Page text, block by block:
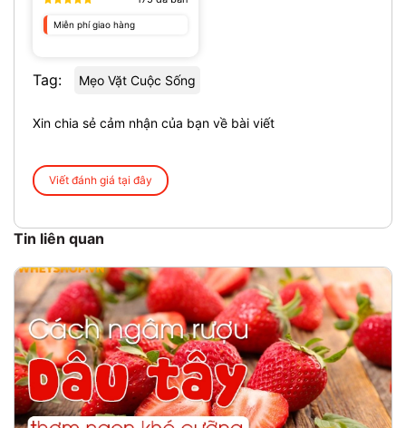
Miễn phí giao hàng
Tag: Mẹo Vặt Cuộc Sống
Xin chia sẻ cảm nhận của bạn về bài viết
Viết đánh giá tại đây
Tin liên quan